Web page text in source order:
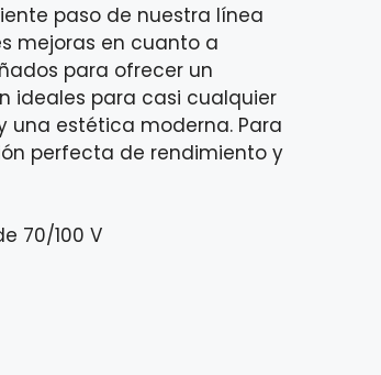
paso de nuestra línea
mejoras en cuanto a
para ofrecer un
ideales para casi cualquier
una estética moderna. Para
perfecta de rendimiento y
70/100 V